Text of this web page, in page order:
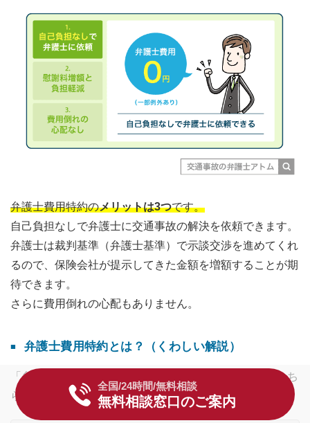
弁護士費用特約のメリットは3つです。
自己負担なしで弁護士に交通事故の解決を依頼できます。
弁護士は裁判基準（弁護士基準）で示談交渉を進めてくれ
るので、保険会社が提示してきた金額を増額することが期
待できます。
さらに費用倒れの心配もありません。
弁護士費用特約とは？（くわしい解説）
「弁護士費用特約」の詳しい仕組みについての解説はこち
らです。
全国/24時間/無料相談
無料相談窓口のご案内